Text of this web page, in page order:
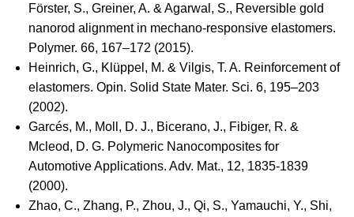
Förster, S., Greiner, A. & Agarwal, S., Reversible gold
nanorod alignment in mechano-responsive elastomers.
Polymer. 66, 167–172 (2015).
Heinrich, G., Klüppel, M. & Vilgis, T. A. Reinforcement of
elastomers. Opin. Solid State Mater. Sci. 6, 195–203
(2002).
Garcés, M., Moll, D. J., Bicerano, J., Fibiger, R. &
Mcleod, D. G. Polymeric Nanocomposites for
Automotive Applications. Adv. Mat., 12, 1835-1839
(2000).
Zhao, C., Zhang, P., Zhou, J., Qi, S., Yamauchi, Y., Shi,